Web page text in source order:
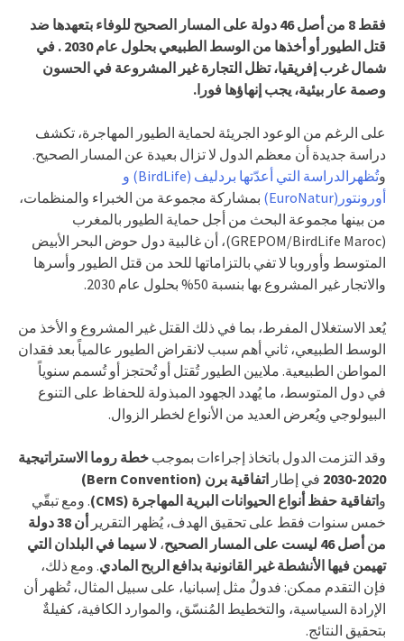
فقط 8 من أصل 46 دولة على المسار الصحيح للوفاء بتعهدها ضد
قتل الطيور أو أخذها من الوسط الطبيعي بحلول عام 2030 . في
شمال غرب إفريقيا، تظل التجارة غير المشروعة في الحسون
وصمة عار بيئية، يجب إنهاؤها فورا.
على الرغم من الوعود الجريئة لحماية الطيور المهاجرة، تكشف
دراسة جديدة أن معظم الدول لا تزال بعيدة عن المسار الصحيح.
و
تُظهرالدراسة التي أعدّتها بردليف (BirdLife) و
أورونتور(EuroNatur)
بمشاركة مجموعة من الخبراء والمنظمات،
من بينها مجموعة البحث من أجل حماية الطيور بالمغرب
(GREPOM/BirdLife Maroc)، أن غالبية دول حوض البحر الأبيض
المتوسط وأوروبا لا تفي بالتزاماتها للحد من قتل الطيور وأسرها
والاتجار غير المشروع بها بنسبة 50% بحلول عام 2030.
يُعد الاستغلال المفرط، بما في ذلك القتل غير المشروع و الأخذ من
الوسط الطبيعي، ثاني أهم سبب لانقراض الطيور عالمياً بعد فقدان
المواطن الطبيعية. ملايين الطيور تُقتل أو تُحتجز أو تُسمم سنوياً
في دول المتوسط، ما يُهدد الجهود المبذولة للحفاظ على التنوع
البيولوجي ويُعرض العديد من الأنواع لخطر الزوال.
وقد التزمت الدول باتخاذ إجراءات بموجب خطة روما الاستراتيجية
2020-2030
في إطار اتفاقية برن (Bern Convention)
واتفاقية حفظ أنواع الحيوانات البرية المهاجرة (CMS)
. ومع تبقّي
خمس سنوات فقط على تحقيق الهدف، يُظهر التقرير
أن 38 دولة
من أصل 46 ليست على المسار الصحيح
، لا سيما في البلدان التي
تهيمن فيها الأنشطة غير القانونية بدافع الربح المادي. ومع ذلك،
فإن التقدم ممكن: فدولٌ مثل إسبانيا، على سبيل المثال، تُظهر أن
الإرادة السياسية، والتخطيط المُنسّق، والموارد الكافية، كفيلةٌ
بتحقيق النتائج.